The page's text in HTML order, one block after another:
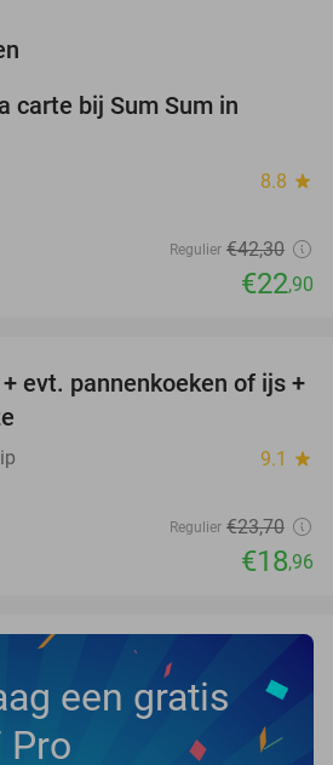
carte bij Sum Sum in
8.8 star
Regulier €42,30
€22,90
20%
evt. pannenkoeken of ijs +
9.1 star
Regulier €23,70
€18,96
een gratis
Pro